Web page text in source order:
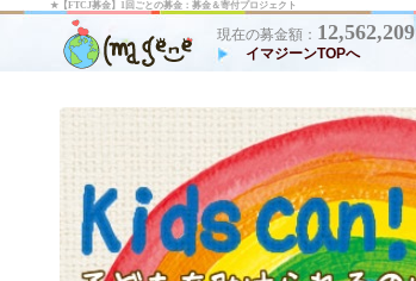
★【FTCJ募金】1回ごとの募金：募金＆寄付プロジェクト
現在の募金額： 12,562,209
イマジーンTOPへ